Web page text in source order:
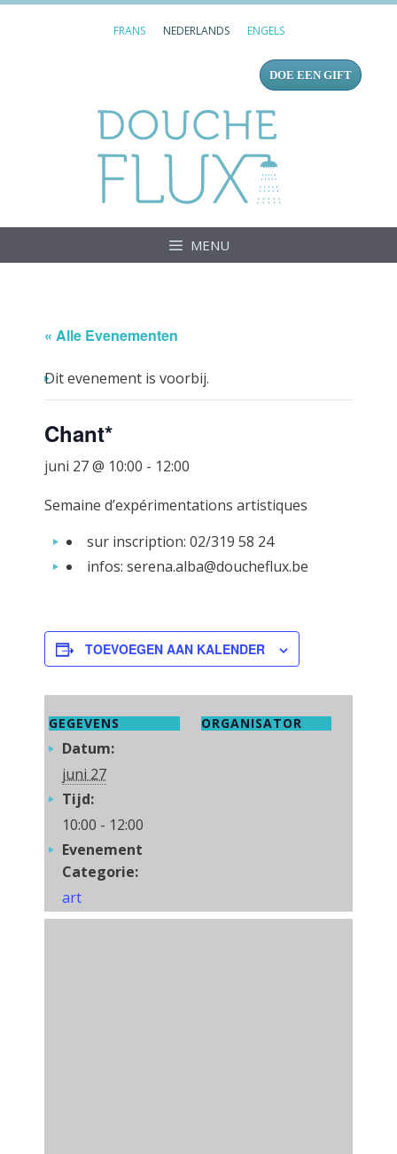
FRANS NEDERLANDS ENGELS
DOE EEN GIFT
MENU
« Alle Evenementen
Dit evenement is voorbij.
Chant*
juni 27 @ 10:00 - 12:00
Semaine d’expérimentations artistiques
sur inscription: 02/319 58 24
infos: serena.alba@doucheflux.be
TOEVOEGEN AAN KALENDER
GEGEVENS
Datum:
juni 27
Tijd:
10:00 - 12:00
Evenement
Categorie:
art
ORGANISATOR